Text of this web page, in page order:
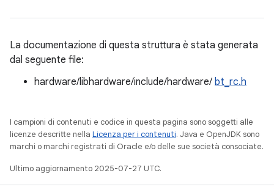
La documentazione di questa struttura è stata generata
dal seguente file:
hardware/libhardware/include/hardware/ bt_rc.h
I campioni di contenuti e codice in questa pagina sono soggetti alle
licenze descritte nella Licenza per i contenuti. Java e OpenJDK sono
marchi o marchi registrati di Oracle e/o delle sue società consociate.
Ultimo aggiornamento 2025-07-27 UTC.